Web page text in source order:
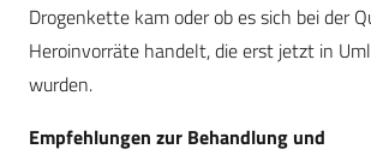
Drogenkette kam oder ob es sich bei der
Heroinvorräte handelt, die erst jetzt in
wurden.
Empfehlungen zur Behandlung und